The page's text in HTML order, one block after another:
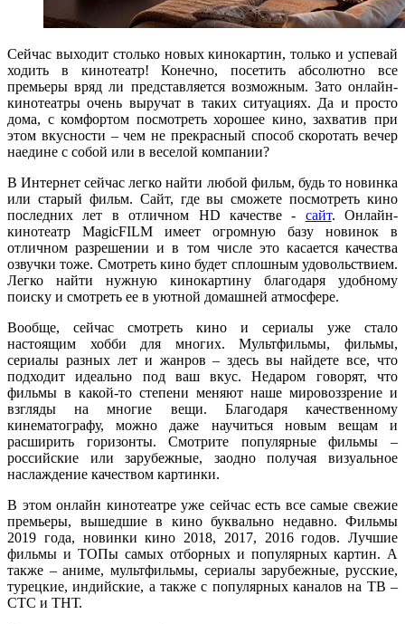
Сейчас выходит столько новых кинокартин, только и успевай
ходить в кинотеатр! Конечно, посетить абсолютно все
премьеры вряд ли представляется возможным. Зато онлайн-
кинотеатры очень выручат в таких ситуациях. Да и просто
дома, с комфортом посмотреть хорошее кино, захватив при
этом вкусности – чем не прекрасный способ скоротать вечер
наедине с собой или в веселой компании?
В Интернет сейчас легко найти любой фильм, будь то новинка
или старый фильм. Сайт, где вы сможете посмотреть кино
последних лет в отличном HD качестве - сайт. Онлайн-
кинотеатр MagicFILM имеет огромную базу новинок в
отличном разрешении и в том числе это касается качества
озвучки тоже. Смотреть кино будет сплошным удовольствием.
Легко найти нужную кинокартину благодаря удобному
поиску и смотреть ее в уютной домашней атмосфере.
Вообще, сейчас смотреть кино и сериалы уже стало
настоящим хобби для многих. Мультфильмы, фильмы,
сериалы разных лет и жанров – здесь вы найдете все, что
подходит идеально под ваш вкус. Недаром говорят, что
фильмы в какой-то степени меняют наше мировоззрение и
взгляды на многие вещи. Благодаря качественному
кинематографу, можно даже научиться новым вещам и
расширить горизонты. Смотрите популярные фильмы –
российские или зарубежные, заодно получая визуальное
наслаждение качеством картинки.
В этом онлайн кинотеатре уже сейчас есть все самые свежие
премьеры, вышедшие в кино буквально недавно. Фильмы
2019 года, новинки кино 2018, 2017, 2016 годов. Лучшие
фильмы и ТОПы самых отборных и популярных картин. А
также – аниме, мультфильмы, сериалы зарубежные, русские,
турецкие, индийские, а также с популярных каналов на ТВ –
СТС и ТНТ.